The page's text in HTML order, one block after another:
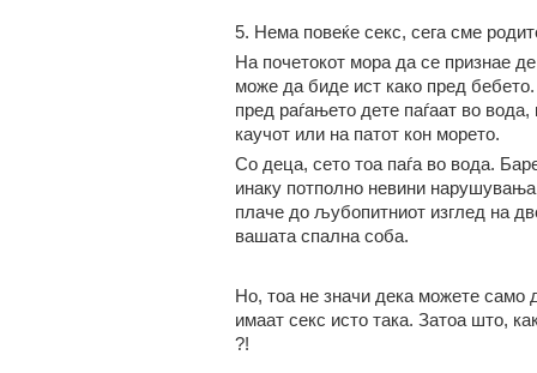
5. Нема повеќе секс, сега сме
На почетокот мора да се признае
може да биде ист како пред
пред раѓањето дете паѓаат во
каучот или на патот кон морето.
Со деца, сето тоа паѓа во вода.
инаку потполно невини нарушувања
плаче до љубопитниот изглед на
вашата спална соба.
Но, тоа не значи дека можете само
имаат секс исто така. Затоа што,
?!